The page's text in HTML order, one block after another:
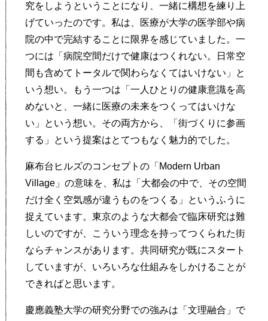
究をしようということになり、一緒に構想を練り上
げていったのです。私は、医療が大学の医学部や病
院の中で完結することに限界を感じていました。一
つには「病院空間だけで健康はつくれない。日常空
間も含めてトータルで関わらなくてはいけない」と
いう想い。もう一つは「一人ひとりの健康意識を高
めないと、一緒に医療の未来をつくってはいけな
い」という想い。その両方から、「街づくりに参画
する」という提案はとてつもなく魅力的でした。
麻布台ヒルズのコンセプトの「Modern Urban
Village」の意味を、私は「大都会の中で、その空間
だけ全く空気感が違うものをつくる」というふうに
捉えています。東京のような大都会で臨床研究は難
しいのですが、こういう理念を持ってつくられた街
ならチャンスがあります。共同研究が既にスタート
していますが、いろいろな仕組みをしかけることが
できればと思います。
慶應義塾大学の研究分野での強みは「文理融合」で